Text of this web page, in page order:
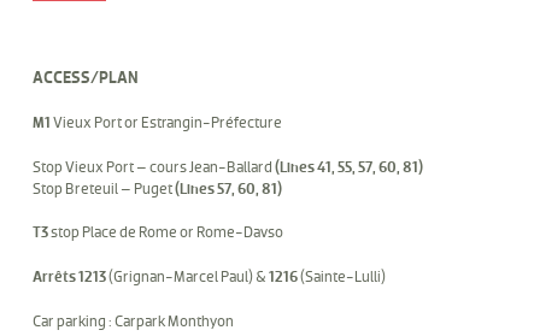
ACCESS/PLAN
M1 Vieux Port or Estrangin-Préfecture
Stop Vieux Port – cours Jean-Ballard (Lines 41, 55, 57, 60, 81)
Stop Breteuil – Puget(Lines 57, 60, 81)
T3stop Place de Rome or Rome-Davso
Arrêts 1213(Grignan-Marcel Paul) & 1216(Sainte-Lulli)
Car parking : Carpark Monthyon